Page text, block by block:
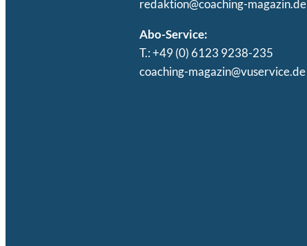
redaktion@coaching-magazin.de
Abo-Service:
T.: +49 (0) 6123 9238-235
coaching-magazin@vuservice.de